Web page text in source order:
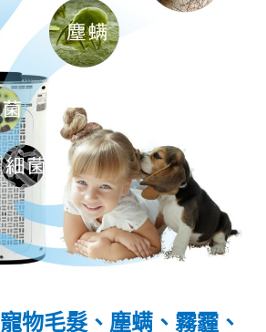
寵物毛髮、塵螨、霧霾、